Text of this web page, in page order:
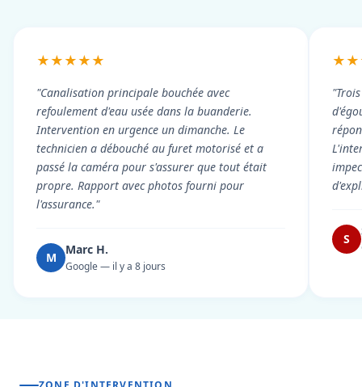
★★★★★
"Canalisation principale bouchée avec
refoulement d'eau usée dans la buanderie.
Intervention en urgence un dimanche. Le
technicien a débouché au furet motorisé et a
passé la caméra pour s'assurer que tout était
propre. Rapport avec photos fourni pour
l'assurance."
M
Marc H.
Google — il y a 8 jours
S